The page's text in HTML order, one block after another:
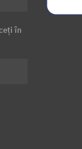
în